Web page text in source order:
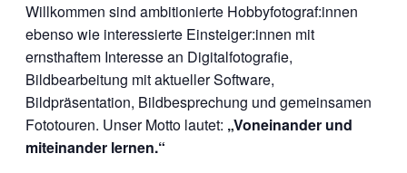
Willkommen sind ambitionierte Hobbyfotograf:innen
ebenso wie interessierte Einsteiger:innen mit
ernsthaftem Interesse an Digitalfotografie,
Bildbearbeitung mit aktueller Software,
Bildpräsentation, Bildbesprechung und gemeinsamen
Fototouren. Unser Motto lautet: „Voneinander und
miteinander lernen.“